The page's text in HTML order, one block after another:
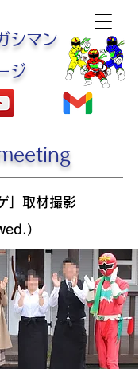
ガシマン
ジ
」取材撮影
）